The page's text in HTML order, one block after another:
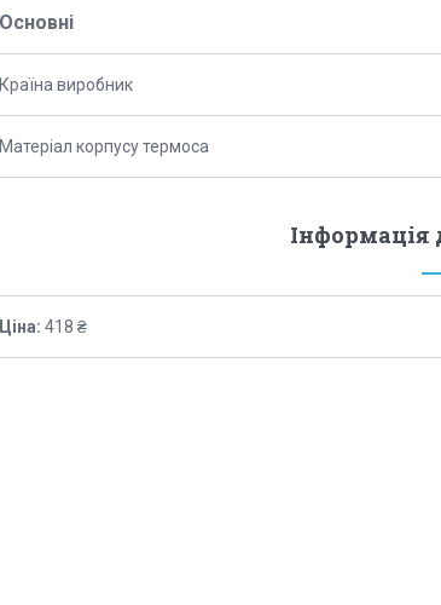
Основні
Країна виробник
Матеріал корпусу термоса
Інформація
Ціна: 418 ₴